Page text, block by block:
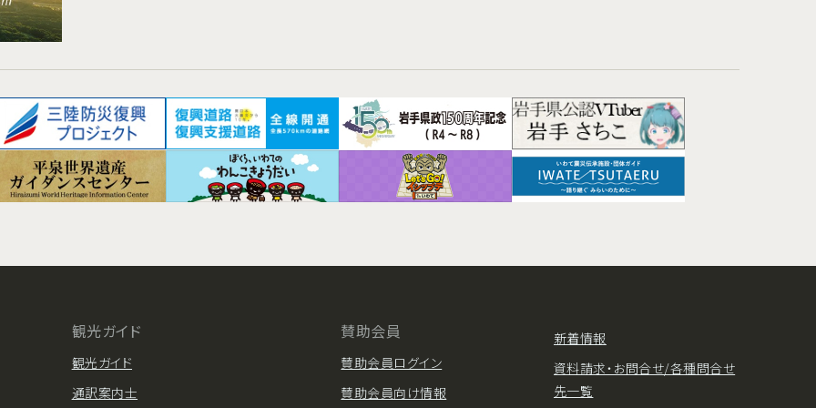
観光ガイド
観光ガイド
通訳案内士
賛助会員
賛助会員ログイン
賛助会員向け情報
新着情報
資料請求・お問合せ/各種問合せ
先一覧